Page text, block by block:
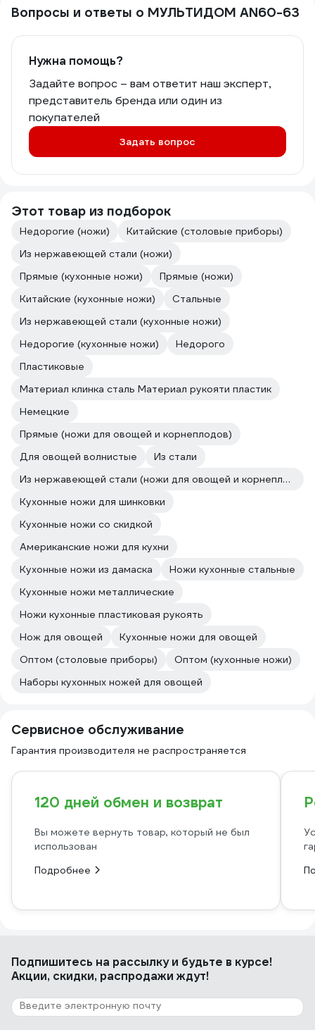
Вопросы и ответы о МУЛЬТИДОМ AN60-63
Нужна помощь?
Задайте вопрос – вам ответит наш эксперт,
представитель бренда или один из
покупателей
Задать вопрос
Этот товар из подборок
Недорогие (ножи)
Китайские (столовые приборы)
Из нержавеющей стали (ножи)
Прямые (кухонные ножи)
Прямые (ножи)
Китайские (кухонные ножи)
Стальные
Из нержавеющей стали (кухонные ножи)
Недорогие (кухонные ножи)
Недорого
Пластиковые
Материал клинка сталь Материал рукояти пластик
Немецкие
Прямые (ножи для овощей и корнеплодов)
Для овощей волнистые
Из стали
Из нержавеющей стали (ножи для овощей и корнеплодов)
Кухонные ножи для шинковки
Кухонные ножи со скидкой
Американские ножи для кухни
Кухонные ножи из дамаска
Ножи кухонные стальные
Кухонные ножи металлические
Ножи кухонные пластиковая рукоять
Нож для овощей
Кухонные ножи для овощей
Оптом (столовые приборы)
Оптом (кухонные ножи)
Наборы кухонных ножей для овощей
Сервисное обслуживание
Гарантия производителя не распространяется
120 дней обмен и возврат
Вы можете вернуть товар, который не был
использован
Подробнее
Подпишитесь на рассылкуи будьте в курсе!
Акции, скидки, распродажи ждут!